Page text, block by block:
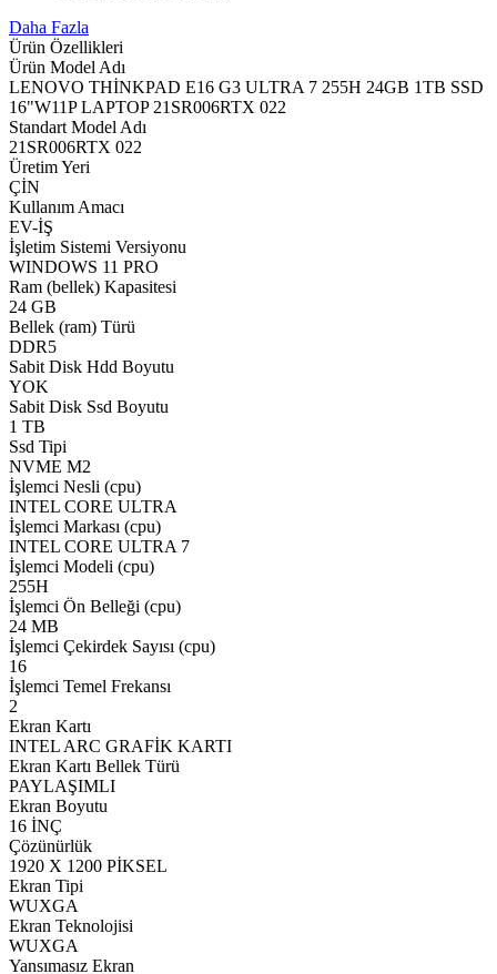
Daha Fazla
Ürün Özellikleri
Ürün Model Adı
LENOVO THİNKPAD E16 G3 ULTRA 7 255H 24GB 1TB SSD
16"W11P LAPTOP 21SR006RTX 022
Standart Model Adı
21SR006RTX 022
Üretim Yeri
ÇİN
Kullanım Amacı
EV-İŞ
İşletim Sistemi Versiyonu
WINDOWS 11 PRO
Ram (bellek) Kapasitesi
24 GB
Bellek (ram) Türü
DDR5
Sabit Disk Hdd Boyutu
YOK
Sabit Disk Ssd Boyutu
1 TB
Ssd Tipi
NVME M2
İşlemci Nesli (cpu)
INTEL CORE ULTRA
İşlemci Markası (cpu)
INTEL CORE ULTRA 7
İşlemci Modeli (cpu)
255H
İşlemci Ön Belleği (cpu)
24 MB
İşlemci Çekirdek Sayısı (cpu)
16
İşlemci Temel Frekansı
2
Ekran Kartı
INTEL ARC GRAFİK KARTI
Ekran Kartı Bellek Türü
PAYLAŞIMLI
Ekran Boyutu
16 İNÇ
Çözünürlük
1920 X 1200 PİKSEL
Ekran Tipi
WUXGA
Ekran Teknolojisi
WUXGA
Yansımasız Ekran